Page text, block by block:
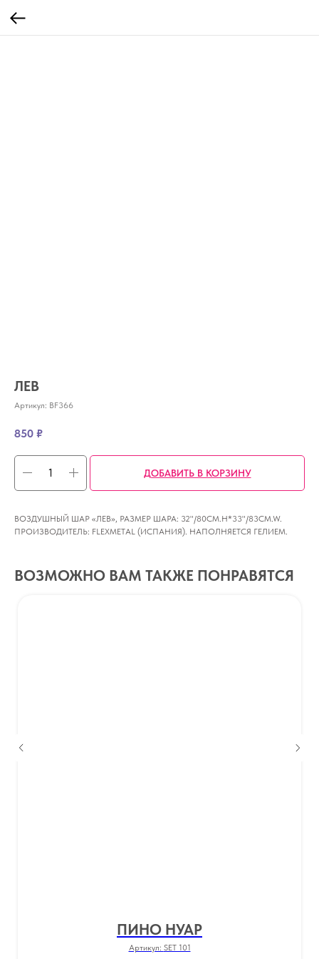
ЛЕВ
Артикул: BF366
850 ₽
ДОБАВИТЬ В КОРЗИНУ
ВОЗДУШНЫЙ ШАР «ЛЕВ», РАЗМЕР ШАРА: 32"/80CM.H*33"/83CM.W.
ПРОИЗВОДИТЕЛЬ: FLEXMETAL (ИСПАНИЯ). НАПОЛНЯЕТСЯ ГЕЛИЕМ.
ВОЗМОЖНО ВАМ ТАКЖЕ ПОНРАВЯТСЯ
ПИНО НУАР
Артикул: SET 101